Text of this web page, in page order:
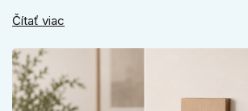
sa pri bránke, pivnici alebo záhradnom
Čítať viac